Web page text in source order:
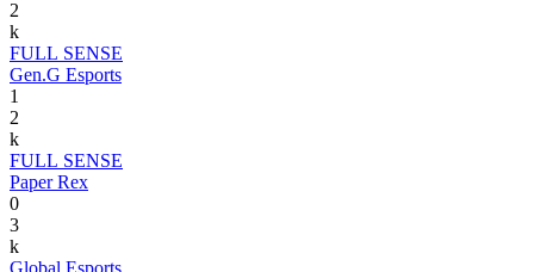
2
k
FULL SENSE
Gen.G Esports
1
2
k
FULL SENSE
Paper Rex
0
3
k
Global Esports